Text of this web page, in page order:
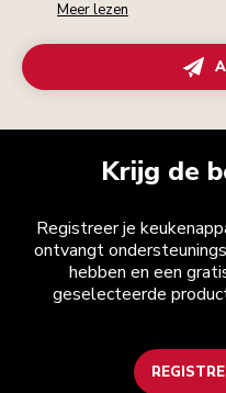
Meer lezen
Krijg de
Registreer je
ontvangt
hebben en een
geselecteerde